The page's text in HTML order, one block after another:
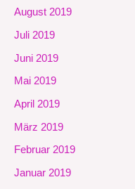
August 2019
Juli 2019
Juni 2019
Mai 2019
April 2019
März 2019
Februar 2019
Januar 2019